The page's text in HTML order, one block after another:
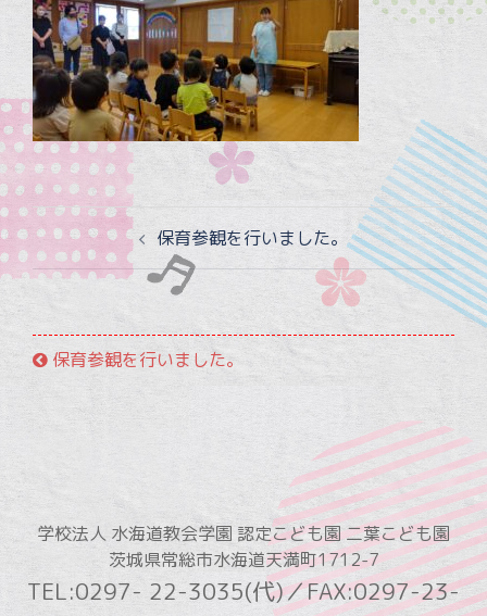
投
稿
ナ
ゲ
ー
ョ
保育参観を行いました。
保育参観を行いました。
学校法人 水海道教会学園 認定こども園 二葉こども園
茨城県常総市水海道天満町1712-7
TEL:0297- 22-3035(代)／FAX:0297-23-